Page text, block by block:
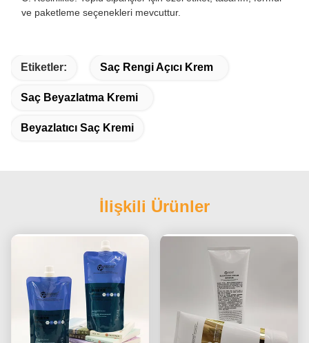
ve paketleme seçenekleri mevcuttur.
Etiketler: Saç Rengi Açıcı Krem
Saç Beyazlatma Kremi
Beyazlatıcı Saç Kremi
İlişkili Ürünler